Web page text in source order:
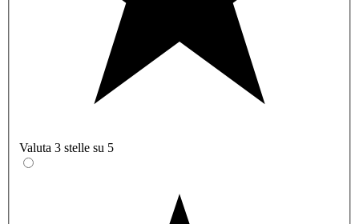
Valuta 3 stelle su 5